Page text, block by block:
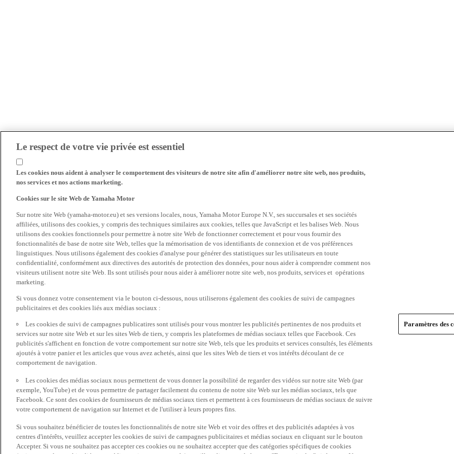
Le respect de votre vie privée est essentiel
Les cookies nous aident à analyser le comportement des visiteurs de notre site afin d'améliorer notre site web, nos produits,
nos services et nos actions marketing.
Cookies sur le site Web de Yamaha Motor
Sur notre site Web (yamaha-motor.eu) et ses versions locales, nous, Yamaha Motor Europe N.V., ses succursales et ses sociétés
affiliées, utilisons des cookies, y compris des techniques similaires aux cookies, telles que JavaScript et les balises Web. Nous
utilisons des cookies fonctionnels pour permettre à notre site Web de fonctionner correctement et pour vous fournir des
fonctionnalités de base de notre site Web, telles que la mémorisation de vos identifiants de connexion et de vos préférences
linguistiques. Nous utilisons également des cookies d'analyse pour générer des statistiques sur les utilisateurs en toute
confidentialité, conformément aux directives des autorités de protection des données, pour nous aider à comprendre comment nos
visiteurs utilisent notre site Web. Ils sont utilisés pour nous aider à améliorer notre site web, nos produits, services et opérations
marketing.
Si vous donnez votre consentement via le bouton ci-dessous, nous utiliserons également des cookies de suivi de campagnes
publicitaires et des cookies liés aux médias sociaux :
Les cookies de suivi de campagnes publicatires sont utilisés pour vous montrer les publicités pertinentes de nos produits et
services sur notre site Web et sur les sites Web de tiers, y compris les plateformes de médias sociaux telles que Facebook. Ces
publicités s'affichent en fonction de votre comportement sur notre site Web, tels que les produits et services consultés, les éléments
ajoutés à votre panier et les articles que vous avez achetés, ainsi que les sites Web de tiers et vos intérêts découlant de ce
comportement de navigation.
Les cookies des médias sociaux nous permettent de vous donner la possibilité de regarder des vidéos sur notre site Web (par
exemple, YouTube) et de vous permettre de partager facilement du contenu de notre site Web sur les médias sociaux, tels que
Facebook. Ce sont des cookies de fournisseurs de médias sociaux tiers et permettent à ces fournisseurs de médias sociaux de suivre
votre comportement de navigation sur Internet et de l'utiliser à leurs propres fins.
Si vous souhaitez bénéficier de toutes les fonctionnalités de notre site Web et voir des offres et des publicités adaptées à vos
centres d'intérêts, veuillez accepter les cookies de suivi de campagnes publicitaires et médias sociaux en cliquant sur le bouton
Accepter. Si vous ne souhaitez pas accepter ces cookies ou ne souhaitez accepter que des catégories spécifiques de cookies
Paramètres des